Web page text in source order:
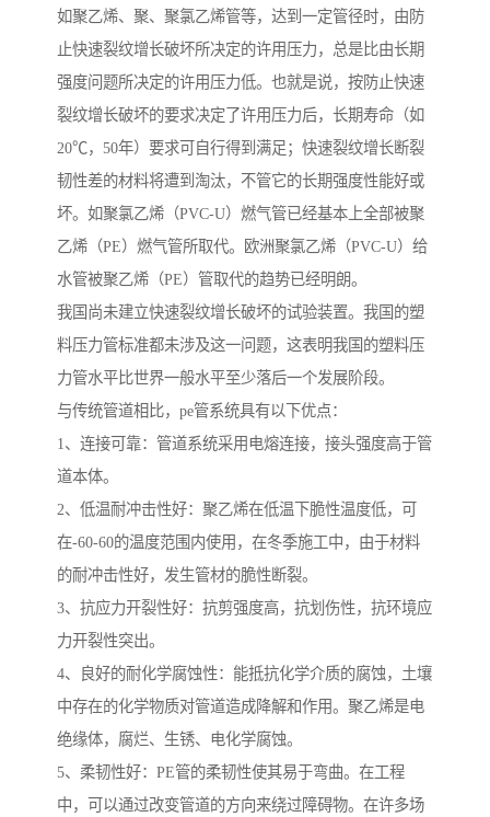
如聚乙烯、聚、聚氯乙烯管等，达到一定管径时，由防
止快速裂纹增长破坏所决定的许用压力，总是比由长期
强度问题所决定的许用压力低。也就是说，按防止快速
裂纹增长破坏的要求决定了许用压力后，长期寿命（如
20℃，50年）要求可自行得到满足；快速裂纹增长断裂
韧性差的材料将遭到淘汰，不管它的长期强度性能好或
坏。如聚氯乙烯（PVC-U）燃气管已经基本上全部被聚
乙烯（PE）燃气管所取代。欧洲聚氯乙烯（PVC-U）给
水管被聚乙烯（PE）管取代的趋势已经明朗。
我国尚未建立快速裂纹增长破坏的试验装置。我国的塑
料压力管标准都未涉及这一问题，这表明我国的塑料压
力管水平比世界一般水平至少落后一个发展阶段。
与传统管道相比，pe管系统具有以下优点：
1、连接可靠：管道系统采用电熔连接，接头强度高于管
道本体。
2、低温耐冲击性好：聚乙烯在低温下脆性温度低，可
在-60-60的温度范围内使用，在冬季施工中，由于材料
的耐冲击性好，发生管材的脆性断裂。
3、抗应力开裂性好：抗剪强度高，抗划伤性，抗环境应
力开裂性突出。
4、良好的耐化学腐蚀性：能抵抗化学介质的腐蚀，土壤
中存在的化学物质对管道造成降解和作用。聚乙烯是电
绝缘体，腐烂、生锈、电化学腐蚀。
5、柔韧性好：PE管的柔韧性使其易于弯曲。在工程
中，可以通过改变管道的方向来绕过障碍物。在许多场